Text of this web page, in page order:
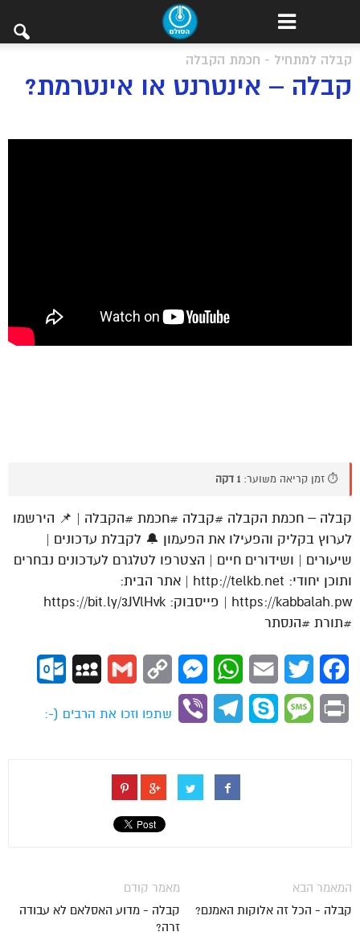
קבלה למתחיל - חכמת הקבלה
קבלה – אינטרנט או אינטרמת?
⏱️ זמן קריאה משוער: 1 דקה
קבלה – חכמת הקבלה #קבלה #חכמת #הקבלה | 📌 הירשמו
לערוץ בקליק והפעילו את הפעמון 🔔 לקבלת עדכונים |
שיעורים | ושידורים חיים | הצטרפו לטלגרם לעדכונים נבחרים
ותוכן יחודי: http://telkb.net | אתר הבית:
https://kabbalah.pw | פייסבוק: https://bit.ly/3JVlHvk
#תורת #הנסתר
Facebook
Twitter
Email
WhatsApp
Messenger
Copy
Gmail
MySpace
Print
Message
Skype
Telegram
Viber
שתפו וזכו את הרבים (-:
מאמר קודם
קבלה - מדוע האסלאם לא עבודה
זרה?
המאמר הבא
קבלה - הכל זה אלוקות האמנם?